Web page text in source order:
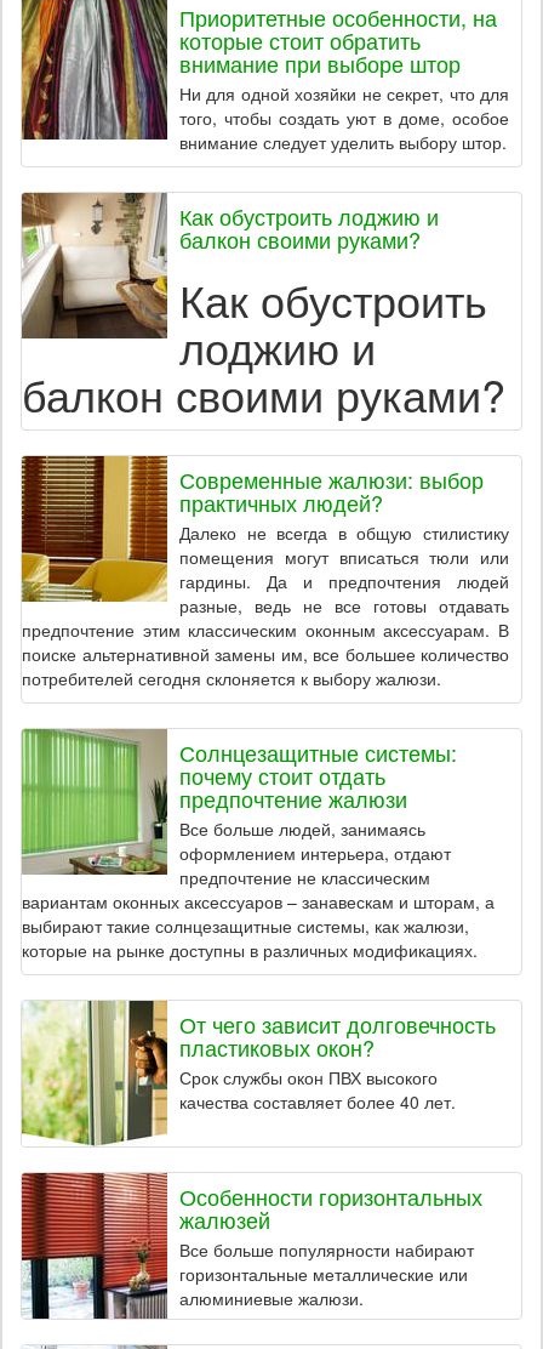
Приоритетные особенности, на
которые стоит обратить
внимание при выборе штор
Ни для одной хозяйки не секрет, что для
того, чтобы создать уют в доме, особое
внимание следует уделить выбору штор.
Как обустроить лоджию и
балкон своими руками?
Как обустроить
лоджию и
балкон своими руками?
Современные жалюзи: выбор
практичных людей?
Далеко не всегда в общую стилистику
помещения могут вписаться тюли или
гардины. Да и предпочтения людей
разные, ведь не все готовы отдавать
предпочтение этим классическим оконным аксессуарам. В
поиске альтернативной замены им, все большее количество
потребителей сегодня склоняется к выбору жалюзи.
Солнцезащитные системы:
почему стоит отдать
предпочтение жалюзи
Все больше людей, занимаясь
оформлением интерьера, отдают
предпочтение не классическим
вариантам оконных аксессуаров – занавескам и шторам, а
выбирают такие солнцезащитные системы, как жалюзи,
которые на рынке доступны в различных модификациях.
От чего зависит долговечность
пластиковых окон?
Срок службы окон ПВХ высокого
качества составляет более 40 лет.
Особенности горизонтальных
жалюзей
Все больше популярности набирают
горизонтальные металлические или
алюминиевые жалюзи.